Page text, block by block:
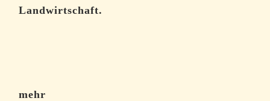
Landwirtschaft.
mehr